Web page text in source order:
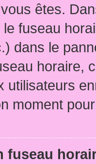
êtes.
fuseau
dans le
horaire,
utilisateurs
moment
fuseau